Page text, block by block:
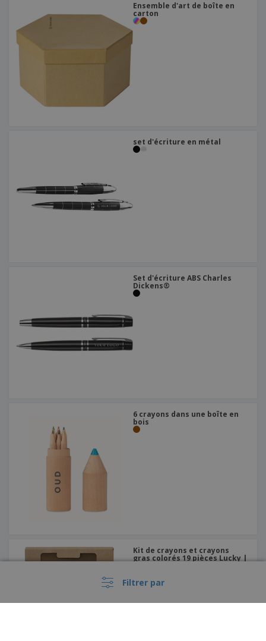
Filtrer par
Ensemble d'art de boîte en
carton
set d'écriture en métal
Set d'écriture ABS Charles
Dickens®
6 crayons dans une boîte en
bois
Kit de crayons et crayons
gras colorés 19 pièces Lucky |